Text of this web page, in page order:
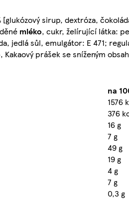
sirup, dextróza,
mléko, cukr, želírující látka:
jedlá sůl, emulgátor: E 471;
, Kakaový prášek se sníženým
na
1576
376
16 g
7 g
49 g
19 g
4 g
7 g
0,3 g